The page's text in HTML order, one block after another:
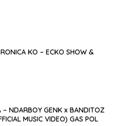
KO – ECKO SHOW &
– NDARBOY GENK x BANDITOZ
MUSIC VIDEO) GAS POL